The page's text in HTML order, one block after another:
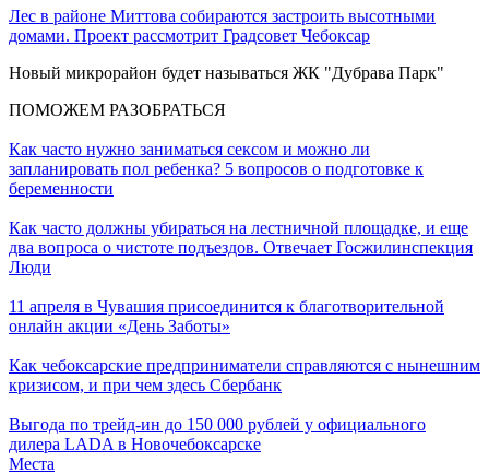
Лес в районе Миттова собираются застроить высотными
домами. Проект рассмотрит Градсовет Чебоксар
Новый микрорайон будет называться ЖК "Дубрава Парк"
ПОМОЖЕМ РАЗОБРАТЬСЯ
Как часто нужно заниматься сексом и можно ли
запланировать пол ребенка? 5 вопросов о подготовке к
беременности
Как часто должны убираться на лестничной площадке, и еще
два вопроса о чистоте подъездов. Отвечает Госжилинспекция
Люди
11 апреля в Чувашия присоединится к благотворительной
онлайн акции «День Заботы»
Как чебоксарские предприниматели справляются с нынешним
кризисом, и при чем здесь Сбербанк
Выгода по трейд-ин до 150 000 рублей у официального
дилера LADA в Новочебоксарске
Места